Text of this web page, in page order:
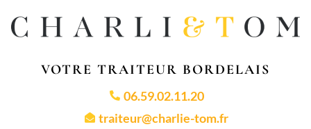
VOTRE TRAITEUR BORDELAIS
06.59.02.11.20
traiteur@charlie-tom.fr